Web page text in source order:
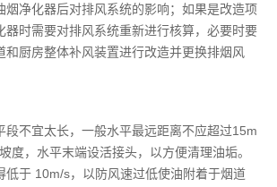
烟净化器后对排风系统的影响；如果是改造项
器时需要对排风系统重新进行核算，必要时要
和厨房整体补风装置进行改造并更换排烟风
段不宜太长，一般水平最远距离不应超过15m
度，水平末端设活接头，以方便清理油垢。
低于 10m/s，以防风速过低使油附着于烟道